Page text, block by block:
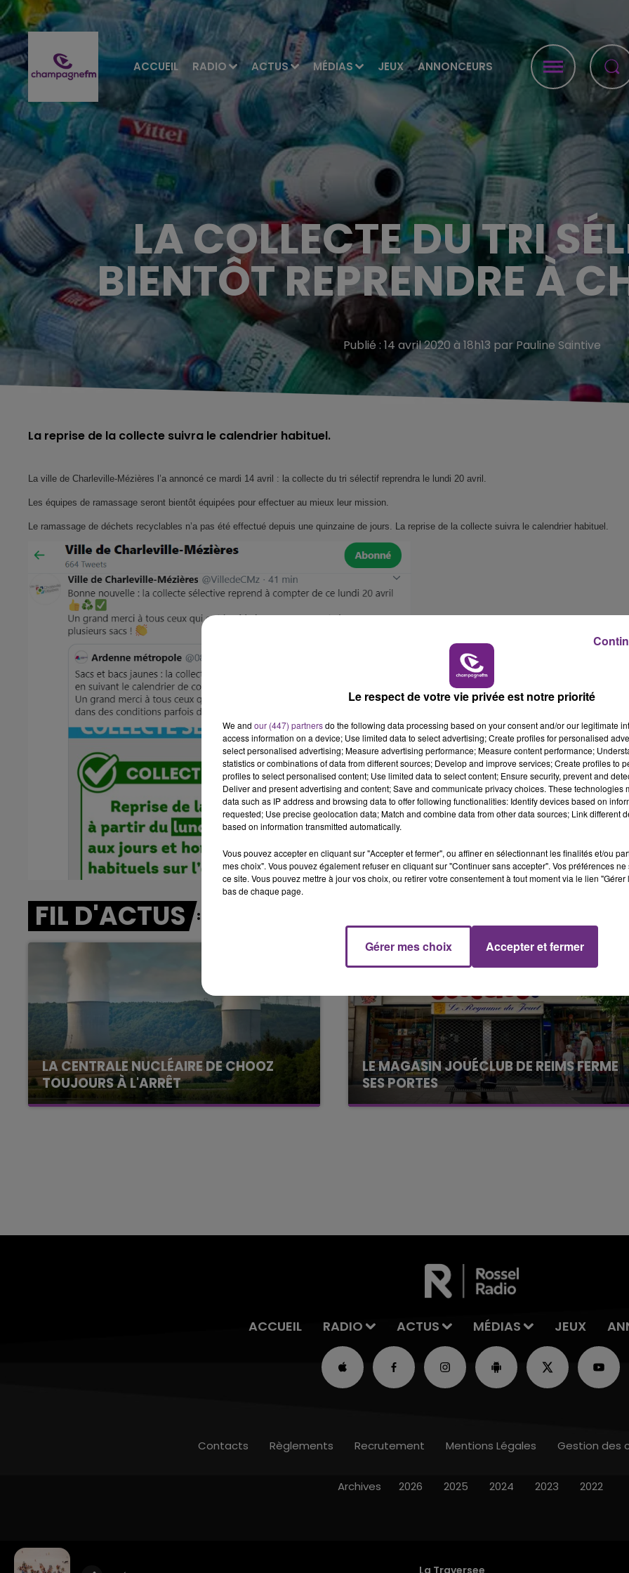
ACCUEIL RADIO ACTUS MÉDIAS JEUX ANNONCEURS
LE WEEK-END CHAMPAGNE FM LE WEEK-END CHAMPAGNE FM
LA COLLECTE DU TRI
BIENTÔT REPRENDRE À
Publié : 14 avril 2020 à 18h13 par Pauline Saintive
La reprise de la collecte suivra le calendrier habituel.
La ville de Charleville-Mézières l’a annoncé ce mardi 14 avril : l a collecte du tri sélectif reprendra le lundi 20 avril.
Les équipes de ramassage seront bientôt équipées pour effectuer au mieux leur mission.
Le ramassage de déchets recyclables n’a pas été effectué depuis une quinzaine de jours. La reprise de la collecte suivra le calendrier habituel.
FIL D'ACTUS
LA CENTRALE NUCLÉAIRE DE CHOOZ
TOUJOURS À L'ARRÊT
Cela fait déjà une semaine que la centrale
LE MAGASIN JOUÉCLUB DE REIMS FERME
SES PORTES
C'était l'une des institutions du centre-ville
ACCUEIL RADIO ACTUS MÉDIAS JEUX
La Traversee
Contacts Règlements Recrutement Mentions Légales Gestion des
Archives 2026 2025 2024 2023 2022
Le respect de votre vie privée est notre priorité
We and our (447) partnersdo the following data processing based on your consent and/or our legitimate
access information on a device; Use limited data to select advertising; Create profiles for personalised
select personalised advertising; Measure advertising performance; Measure content performance;
statistics or combinations of data from different sources; Develop and improve services; Create profiles to
profiles to select personalised content; Use limited data to select content; Ensure security, prevent and
Deliver and present advertising and content; Save and communicate privacy choices. These technologies
data such as IP address and browsing data to offer following functionalities: Identify devices based on
requested; Use precise geolocation data; Match and combine data from other data sources; Link different
based on information transmitted automatically.
Vous pouvez accepter en cliquant sur "Accepter et fermer", ou affiner en sélectionnant les finalités et/ou
mes choix". Vous pouvez également refuser en cliquant sur "Continuer sans accepter". Vos préférences
ce site. Vous pouvez mettre à jour vos choix, ou retirer votre consentement à tout moment via le lien
bas de chaque page.
Gérer mes choix Accepter et fermer